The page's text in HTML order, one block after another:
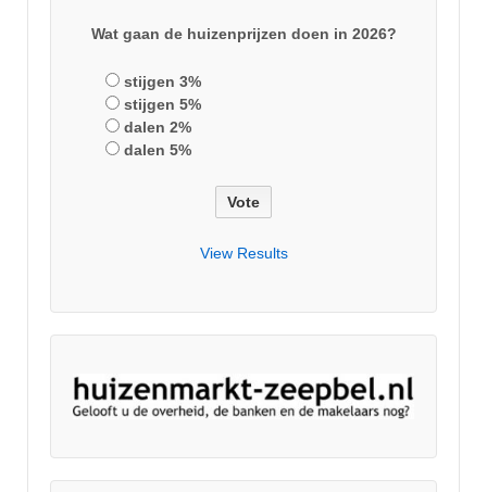
Wat gaan de huizenprijzen doen in 2026?
stijgen 3%
stijgen 5%
dalen 2%
dalen 5%
View Results